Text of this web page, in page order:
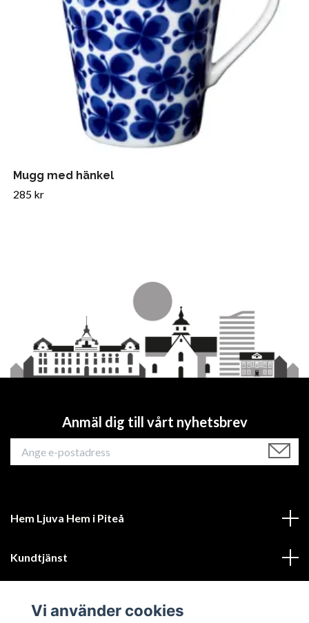
Mugg med hänkel
285 kr
Anmäl dig till vårt nyhetsbrev
Hem Ljuva Hem i Piteå
Kundtjänst
Vi använder cookies